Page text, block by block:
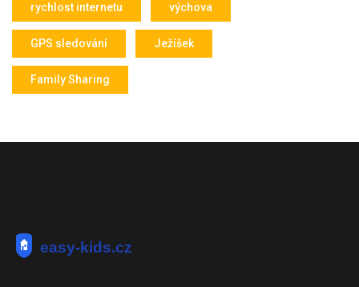
rychlost internetu výchova
GPS sledování Ježíšek
Family Sharing